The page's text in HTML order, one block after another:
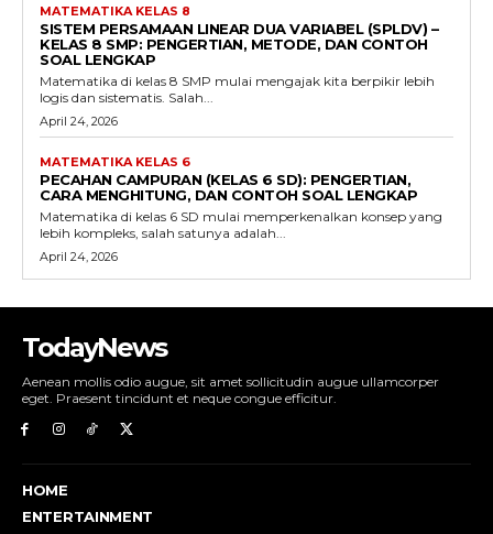
MATEMATIKA KELAS 8
SISTEM PERSAMAAN LINEAR DUA VARIABEL (SPLDV) –
KELAS 8 SMP: PENGERTIAN, METODE, DAN CONTOH
SOAL LENGKAP
Matematika di kelas 8 SMP mulai mengajak kita berpikir lebih
logis dan sistematis. Salah...
April 24, 2026
MATEMATIKA KELAS 6
PECAHAN CAMPURAN (KELAS 6 SD): PENGERTIAN,
CARA MENGHITUNG, DAN CONTOH SOAL LENGKAP
Matematika di kelas 6 SD mulai memperkenalkan konsep yang
lebih kompleks, salah satunya adalah...
April 24, 2026
TodayNews
Aenean mollis odio augue, sit amet sollicitudin augue ullamcorper
eget. Praesent tincidunt et neque congue efficitur.
HOME
ENTERTAINMENT